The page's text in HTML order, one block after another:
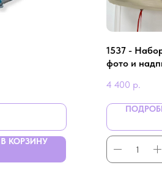
В КОРЗИНУ
1537 -
фото и
4 400 р.